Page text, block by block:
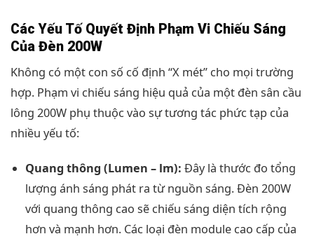
Các Yếu Tố Quyết Định Phạm Vi Chiếu Sáng
Của Đèn 200W
Không có một con số cố định “X mét” cho mọi trường
hợp. Phạm vi chiếu sáng hiệu quả của một đèn sân cầu
lông 200W phụ thuộc vào sự tương tác phức tạp của
nhiều yếu tố:
Quang thông (Lumen – lm): Đây là thước đo tổng
lượng ánh sáng phát ra từ nguồn sáng. Đèn 200W
với quang thông cao sẽ chiếu sáng diện tích rộng
hơn và mạnh hơn. Các loại đèn module cao cấp của